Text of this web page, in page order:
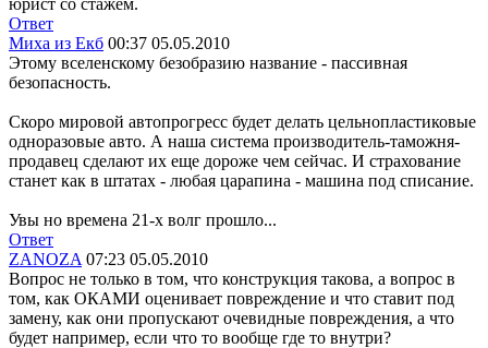
юрист со стажем.
Ответ
Миха из Екб 00:37 05.05.2010
Этому вселенскому безобразию название - пассивная
безопасность.
Скоро мировой автопрогресс будет делать цельнопластиковые
одноразовые авто. А наша система производитель-таможня-
продавец сделают их еще дороже чем сейчас. И страхование
станет как в штатах - любая царапина - машина под списание.
Увы но времена 21-х волг прошло...
Ответ
ZANOZA 07:23 05.05.2010
Вопрос не только в том, что конструкция такова, а вопрос в
том, как ОКАМИ оценивает повреждение и что ставит под
замену, как они пропускают очевидные повреждения, а что
будет например, если что то вообще где то внутри?